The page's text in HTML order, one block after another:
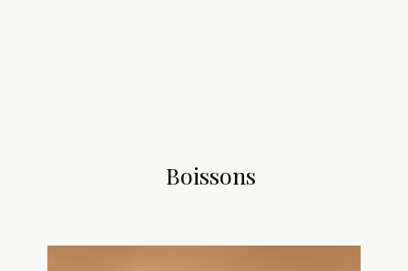
Boissons